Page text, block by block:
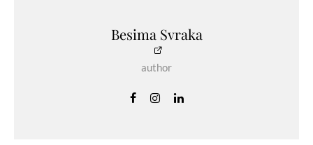
Besima Svraka
author